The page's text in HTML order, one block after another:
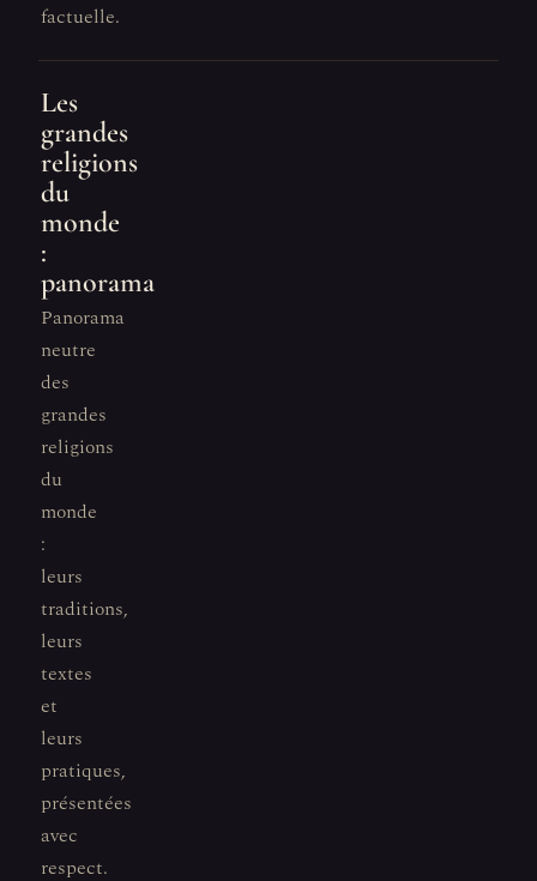
factuelle.
Les
grandes
religions
du
monde
:
panorama
Panorama
neutre
des
grandes
religions
du
monde
:
leurs
traditions,
leurs
textes
et
leurs
pratiques,
présentées
avec
respect.